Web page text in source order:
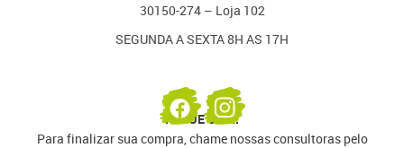
30150-274 – Loja 102
SEGUNDA A SEXTA 8H AS 17H
PAGUE COM:
Para finalizar sua compra, chame nossas consultoras pelo